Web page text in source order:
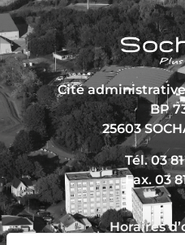
Cité
BP
25603
Tél. 03
Fax. 03
Horaires